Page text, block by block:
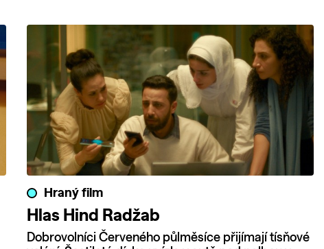
Hraný film
Hlas Hind Radžab
Dobrovolníci Červeného půlměsíce přijímají tísňové